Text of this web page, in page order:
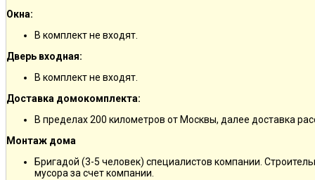
Окна:
В комплект не входят.
Дверь входная:
В комплект не входят.
Доставка домокомплекта:
В пределах 200 километров от Москвы, далее доставка
Монтаж дома
Бригадой (3-5 человек) специалистов компании.
мусора за счет компании.